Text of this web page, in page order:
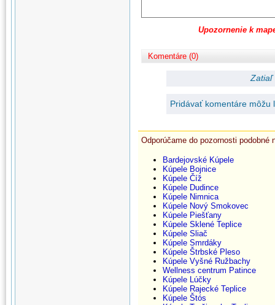
Upozornenie k
Komentáre (0)
Zatiaľ
Pridávať komentáre
Odporúčame do pozornosti podobné
Bardejovské Kúpele
Kúpele Bojnice
Kúpele Číž
Kúpele Dudince
Kúpele Nimnica
Kúpele Nový Smokovec
Kúpele Piešťany
Kúpele Sklené Teplice
Kúpele Sliač
Kúpele Smrdáky
Kúpele Štrbské Pleso
Kúpele Vyšné Ružbachy
Wellness centrum Patince
Kúpele Lúčky
Kúpele Rajecké Teplice
Kúpele Štós